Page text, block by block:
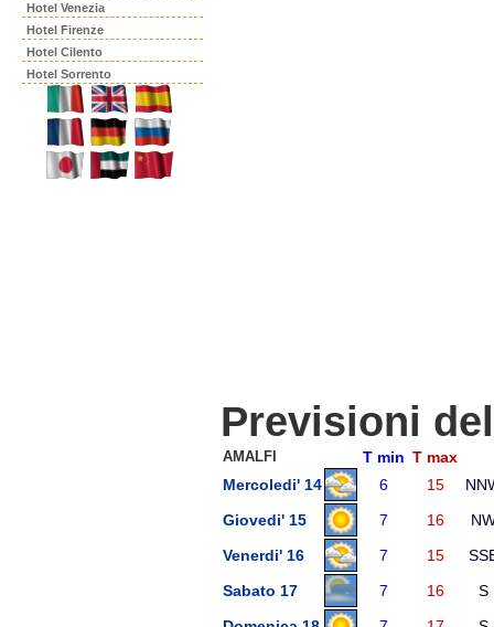
Hotel Venezia
Hotel Firenze
Hotel Cilento
Hotel Sorrento
Previsioni
AMALFI T min T max
Mercoledi' 14
6 15
Giovedi' 15
7 16
Venerdi' 16
7 15
Sabato 17
7 16
S